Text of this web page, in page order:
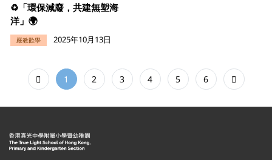
♻️「環保減廢，共建無塑海
洋」🌍
嚴教歡學 2025年10月13日
1 2 3 4 5 6